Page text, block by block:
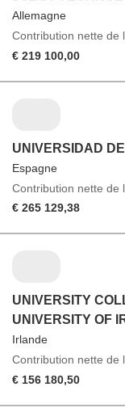
Allemagne
Contribution nette de
€ 219 100,00
UNIVERSIDAD
Espagne
Contribution nette de
€ 265 129,38
UNIVERSITY
UNIVERSITY OF
Irlande
Contribution nette de
€ 156 180,50